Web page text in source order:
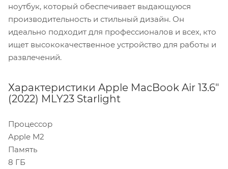
ноутбук, который обеспечивает выдающуюся
производительность и стильный дизайн. Он
идеально подходит для профессионалов и всех, кто
ищет высококачественное устройство для работы и
развлечений.
Характеристики Apple MacBook Air 13.6"
(2022) MLY23 Starlight
Процессор
Apple M2
Память
8 ГБ